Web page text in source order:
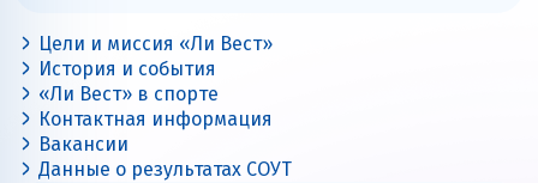
Цели и миссия «Ли Вест»
История и события
«Ли Вест» в спорте
Контактная информация
Вакансии
Данные о результатах СОУТ